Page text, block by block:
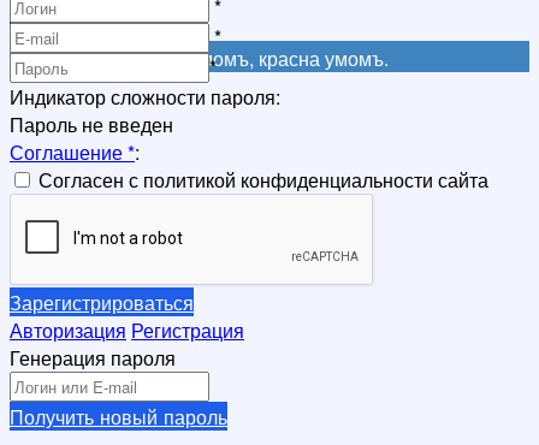
Регистрация
Не красна книга письмомъ, красна умомъ.
*
*
*
Индикатор сложности пароля:
Пароль не введен
Соглашение*:
Согласен с политикой конфиденциальности сайта
Зарегистрироваться
Авторизация Регистрация
Генерация пароля
Получить новый пароль